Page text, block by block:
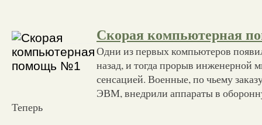
Скорая компьютерная
Одни из первых компьютеров
назад, и тогда прорыв инженерной
сенсацией. Военные, по чьему
ЭВМ, внедрили аппараты в
Теперь